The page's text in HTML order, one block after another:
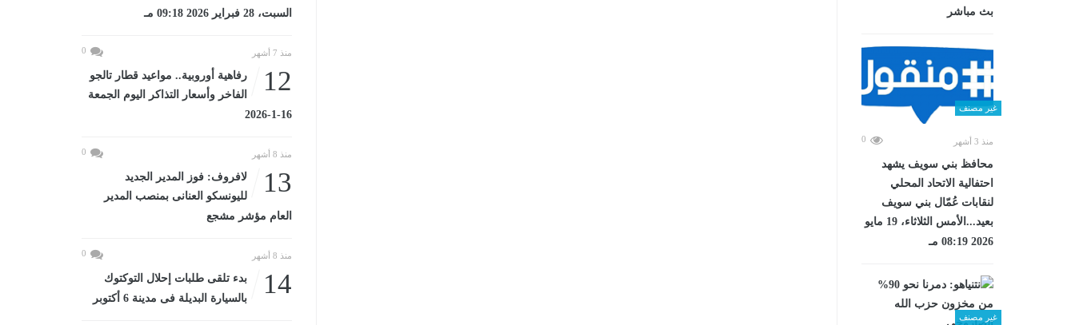
بث مباشر
غير مصنف
منذ 3 أشهر 0
محافظ بني سويف يشهد
احتفالية الاتحاد المحلي
لنقابات عُمّال بني سويف
بعيد...الأمس الثلاثاء، 19 مايو
2026 08:19 مـ
غير مصنف
السبت، 28 فبراير 2026 09:18 مـ
منذ 7 أشهر 0
12
رفاهية أوروبية.. مواعيد قطار تالجو
الفاخر وأسعار التذاكر اليوم الجمعة
16-1-2026
منذ 8 أشهر 0
13
لافروف: فوز المدير الجديد
لليونسكو العنانى بمنصب المدير
العام مؤشر مشجع
منذ 8 أشهر 0
14
بدء تلقى طلبات إحلال التوكتوك
بالسيارة البديلة فى مدينة 6 أكتوبر